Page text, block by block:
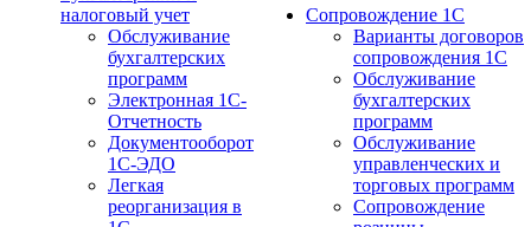
налоговый учет
Обслуживание
бухгалтерских
программ
Электронная 1С-
Отчетность
Документооборот
1С-ЭДО
Легкая
реорганизация в
Сопровождение 1С
Варианты договоров
сопровождения 1С
Обслуживание
бухгалтерских
программ
Обслуживание
управленческих и
торговых программ
Сопровождение